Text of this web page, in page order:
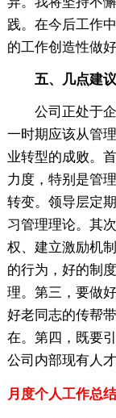
践。在今后工作
的工作创造性做
五、几点建议
公司正处于
一时期应该从管
业转型的成败。
力度，特别是管
转变。领导层定
习管理理论。其
权、建立激励机
的行为，好的制
理。第三，要做
好老同志的传帮
在。第四，既要
公司内部现有人
月度个人工作总